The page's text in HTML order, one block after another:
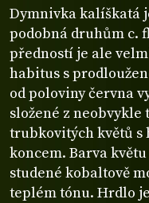
Dymnivka kalíškatá
podobná druhům c.
předností je ale
habitus s
od poloviny června
složené z
trubkovitých květů s
koncem. Barva
studené kobaltově
teplém tónu. Hrdlo